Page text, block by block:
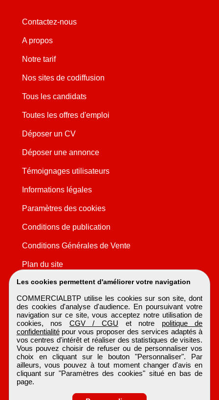
Les cookies permettent d'améliorer votre navigation
COMMERCIALBTP utilise les cookies sur son site, dont
des cookies d'analyse d'audience. En poursuivant votre
navigation sur ce site, vous acceptez notre utilisation de
cookies, nos CGV / CGU et notre politique de
confidentialitépour vous proposer des services adaptés à
vos centres d'intérêt et réaliser des statistiques de visites.
Vous pouvez choisir de refuser ou de personnaliser vos
choix en cliquant sur le bouton "Personnaliser". Par
ailleurs, vous pouvez à tout moment changer d'avis en
cliquant sur "Paramètres des cookies" situé en bas de
page.
Contactez-nous
A propos
Notre tarif
Nos sites de codiffusion
Tous les candidats
Toutes les offres d'emploi
Déposer un CV
Déposer une annonce
Témoignages utilisateurs
Informations légales
Paramètres des cookies
Conditions de publication
Conditions Générales de Vente
Plan du site